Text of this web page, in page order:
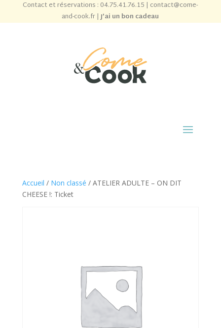
Contact et réservations : 04.75.41.76.15 | contact@come-
and-cook.fr|J’ai un bon cadeau
Accueil / Non classé / ATELIER ADULTE – ON DIT
CHEESE !: Ticket